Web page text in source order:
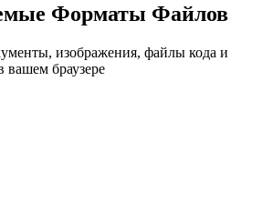
Форматы Файлов
изображения, файлы кода и
вашем браузере